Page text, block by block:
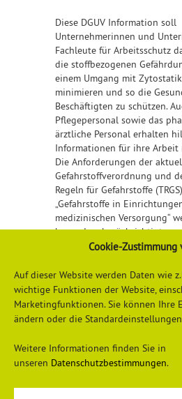
Cookie-Zustimmung
Auf dieser Website werden Daten wie
wichtige Funktionen der Website,
Marketingfunktionen. Sie können Ihre
ändern oder die
Weitere Informationen finden Sie in
unseren Datenschutzbestimmungen.
Diese DGUV Information soll
Unternehmerinnen und
Fachleute für Arbeitsschutz
die stoffbezogenen
einem Umgang mit
minimieren und so die
Beschäftigten zu schützen.
Pflegepersonal sowie das
ärztliche Personal erhalten
Informationen für ihre Arbeit
Die Anforderungen der
Gefahrstoffverordnung und
Regeln für Gefahrstoffe
„Gefahrstoffe in
medizinischen Versorgung“
besonders berücksichtigt.